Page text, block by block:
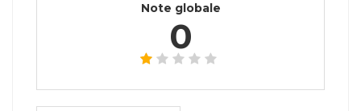
Note globale
0